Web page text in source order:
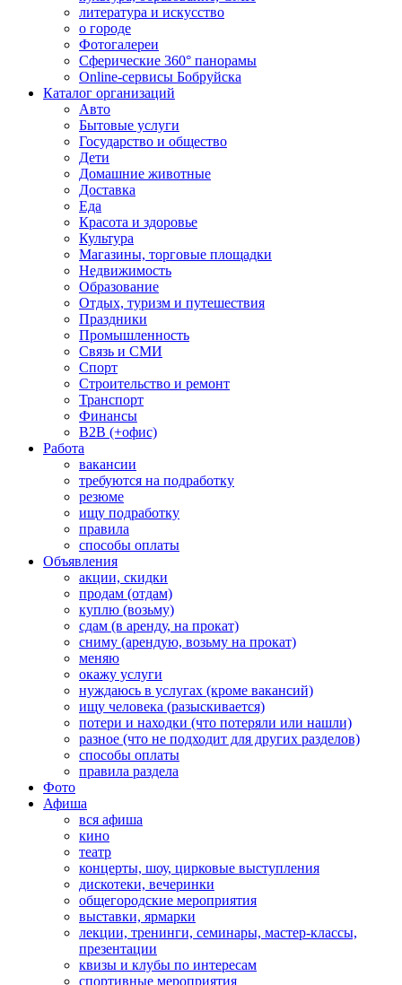
литература и искусство
о городе
Фотогалереи
Сферические 360° панорамы
Online-сервисы Бобруйска
Каталог организаций
Авто
Бытовые услуги
Государство и общество
Дети
Домашние животные
Доставка
Еда
Красота и здоровье
Культура
Магазины, торговые площадки
Недвижимость
Образование
Отдых, туризм и путешествия
Праздники
Промышленность
Связь и СМИ
Спорт
Строительство и ремонт
Транспорт
Финансы
B2B (+офис)
Работа
вакансии
требуются на подработку
резюме
ищу подработку
правила
способы оплаты
Объявления
акции, скидки
продам (отдам)
куплю (возьму)
сдам (в аренду, на прокат)
сниму (арендую, возьму на прокат)
меняю
окажу услуги
нуждаюсь в услугах (кроме вакансий)
ищу человека (разыскивается)
потери и находки (что потеряли или нашли)
разное (что не подходит для других разделов)
способы оплаты
правила раздела
Фото
Афиша
вся афиша
кино
театр
концерты, шоу, цирковые выступления
дискотеки, вечеринки
общегородские мероприятия
выставки, ярмарки
лекции, тренинги, семинары, мастер-классы,
презентации
квизы и клубы по интересам
спортивные мероприятия